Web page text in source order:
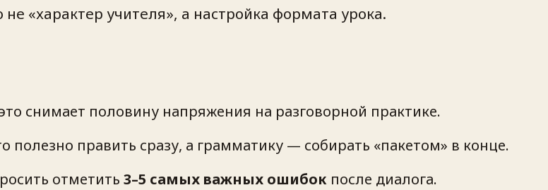
«характер учителя», а настройка формата урока.
снимает половину напряжения на разговорной практике.
полезно править сразу, а грамматику — собирать «пакетом» в конце.
отметить 3–5 самых важных ошибок после диалога.